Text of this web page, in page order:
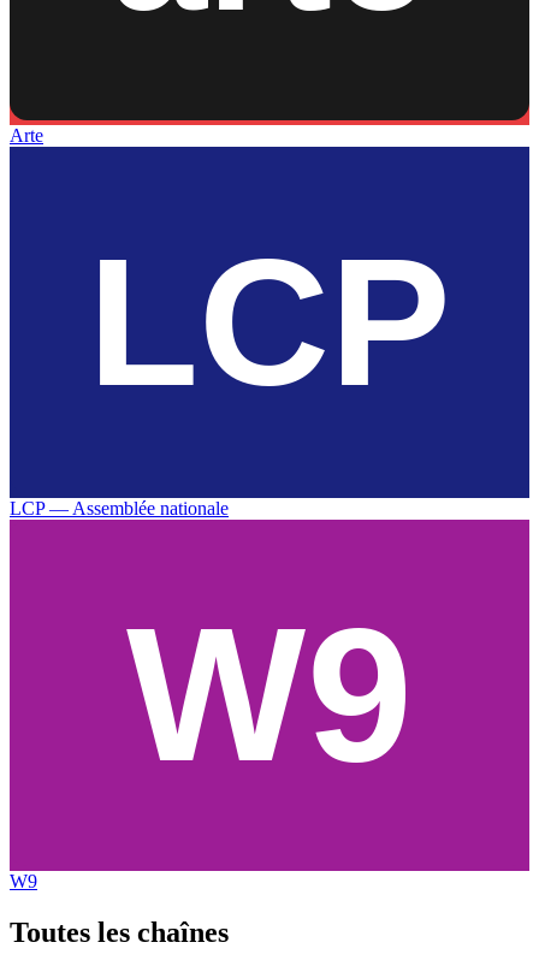
Arte
LCP — Assemblée nationale
W9
Toutes les chaînes